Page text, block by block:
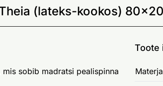
(lateks-kookos)
sobib madratsi pealispinna
Toote